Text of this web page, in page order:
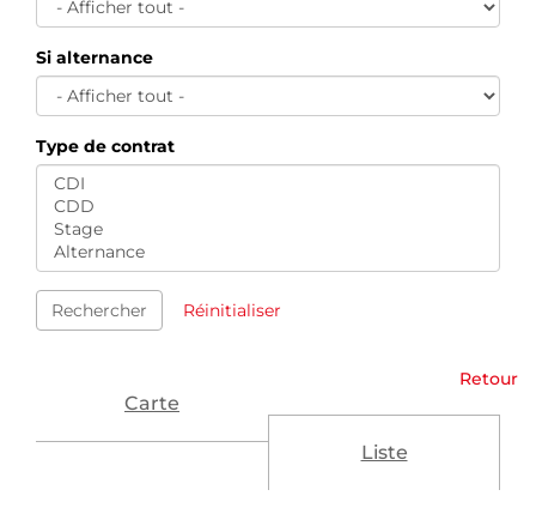
Si alternance
Type de contrat
Rechercher Réinitialiser
Retour
Carte
Liste